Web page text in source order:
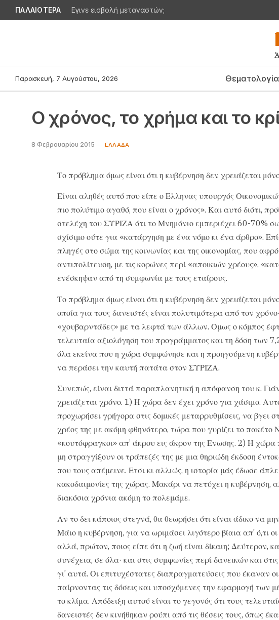
ΠΑΛΑΙΟΤΕΡΑ Εγινε εισβολή μεταναστών;
Παρασκευή, 7 Αυγούστου, 2026 Θεματολογία
Ο χρόνος, το χρήμα και το
8 Φεβρουαρίου 2015 ΕΛΛΆΔΑ
Το πρόβλημα όμως είναι ότι η κυβέρνηση δεν χρειάζεται
Είναι αληθές αυτό που είπε ο Ελληνας υπουργός
πιο πολύτιμο αγαθό, που είναι ο χρόνος». Και αυτό διότι,
στελέχη του ΣΥΡΙΖΑ ότι το Μνημόνιο εμπεριέχει 60-70%
σχίσιμο ούτε για «κατάργηση με ένα νόμο κι ένα άρθρο».
πληγές στο σώμα της κοινωνίας και της οικονομίας, που
αντιπολίτευση, με τις κορώνες περί «αποικιών χρέους»,
ενέσκηψαν από τη συμφωνία με τους εταίρους.
Το πρόβλημα όμως είναι ότι η κυβέρνηση δεν χρειάζεται
οποία για τους δανειστές είναι πολυτιμότερα από τον
«χουβαρντάδες» με τα λεφτά των άλλων. Ομως ο κόμπος
τελευταία αξιολόγηση του προγράμματος και τη δόση των
όλα εκείνα που η χώρα συμφώνησε και η προηγούμενη
να περάσει την καυτή πατάτα στον ΣΥΡΙΖΑ.
Συνεπώς, είναι διττά παραπλανητική η απόφανση του κ.
χρειάζεται χρόνο. 1) Η χώρα δεν έχει χρόνο για χάσιμο.
προχωρήσει γρήγορα στις δομικές μεταρρυθμίσεις, να βγει
χρέος της με ακόμη φθηνότερο, τώρα που γυρίζει το πακέτο
«κουτόφραγκοι» απ’ άκρου εις άκρον της Ενωσης. 2) Η
μη στραγγίξουν οι τράπεζές της με μια θηριώδη έκδοση
που τους απέμεινε. Ετσι κι αλλιώς, η ιστορία μάς έδωσε
κακοδαιμονίες της χώρας. Μακάρι να πετύχει η κυβέρνηση,
διακόσια χρόνια ακόμη το πολεμάμε.
Αν το δει κάποιος στεγνά, θα θεωρήσει ότι είναι άδικο να
Μάιο η κυβέρνηση, για να ωριμάσει λιγότερο βίαια απ’ ό,τι
αλλά, πρώτον, ποιος είπε ότι η ζωή είναι δίκαιη; Δεύτερον,
συνέχεια, σε όλα· και στις συμφωνίες περί δανεικών και
γι’ αυτά. Οι επιτυχέστατες διαπραγματεύσεις που έκαναν
παίρνοντας τις δόσεις και υποσχόμενες την εφαρμογή των
το κλίμα. Απόδειξη αυτού είναι το γεγονός ότι τους
δανειστές δεν κινήθηκαν ρούπι από τις θέσεις τους, όπως